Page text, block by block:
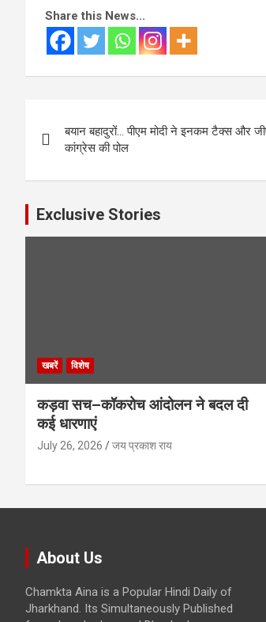
Share this News...
navigation
बयान बहादुरों… पीएम मोदी ने इनकम टैक्स और
कांग्रेस की पोल
Exclusive Stories
खबरें विशेष
कड़वा सच–कॉकरोच आंदोलन ने बदल दी
कई धारणाएं
July 26, 2026 जय प्रकाश राय
About Us
Chamkta Aina is a Popular Hindi Daily of
Jharkhand. Its Simultaneously Published